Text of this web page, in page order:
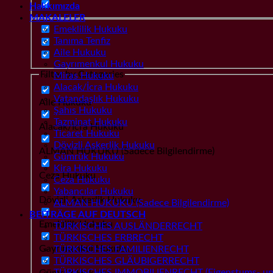
Filter by Categories
Aile Hukuku
Alacak/İcra Hukuku
ALMAN HUKUKU (Sadece Bilgilendirme)
Ceza Hukuku
Dövizli Askerlik Hukuku
Emeklilik Hukuku
Gayrımenkul Hukuku
Hakkımızda
MAKALELER
Emeklilik Hukuku
Tanıma Tenfiz
Aile Hukuku
Gayrımenkul Hukuku
Miras Hukuku
Alacak/İcra Hukuku
Vatandaşlık Hukuku
Şahıs Hukuku
Tazminat Hukuku
Ticaret Hukuku
Dövizli Askerlik Hukuku
Gümrük Hukuku
Kira Hukuku
Ceza Hukuku
Yabancılar Hukuku
ALMAN HUKUKU (Sadece Bilgilendirme)
BEITRÄGE AUF DEUTSCH
TÜRKISCHES AUSLÄNDERRECHT
TÜRKISCHES ERBRECHT
TÜRKISCHES FAMILIENRECHT
TÜRKISCHES GLÄUBIGERRECHT